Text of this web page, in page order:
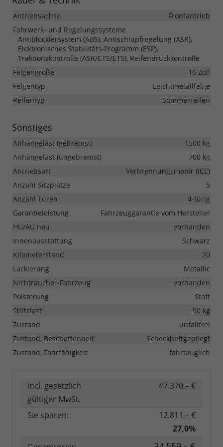
Antriebsachse
Frontantrieb
Fahrwerk- und Regelungssysteme
Antiblockiersystem (ABS), Antischlupfregelung (ASR),
Elektronisches Stabilitäts-Programm (ESP),
Traktionskontrolle (ASR/CTS/ETS), Reifendruckkontrolle
Felgengröße
16 Zoll
Felgentyp
Leichtmetallfelge
Reifentyp
Sommerreifen
Sonstiges
Anhängelast (gebremst)
1500 kg
Anhängelast (ungebremst)
700 kg
Antriebsart
Verbrennungsmotor (ICE)
Anzahl Sitzplätze
5
Anzahl Türen
4-türig
Garantieleistung
Fahrzeuggarantie vom Hersteller
HU/AU neu
vorhanden
Innenausstattung
Schwarz
Kilometerstand
20
Lackierung
Metallic
Nichtraucher-Fahrzeug
vorhanden
Polsterung
Stoff
Stützlast
90 kg
Zustand
unfallfrei
Zustand, Beschaffenheit
Scheckheftgepflegt
Zustand, Fahrfähigkeit
fahrtauglich
incl. gesetzlich
gültiger MwSt.
47.370,– €
Sie sparen:
12.811,– €
27,0%